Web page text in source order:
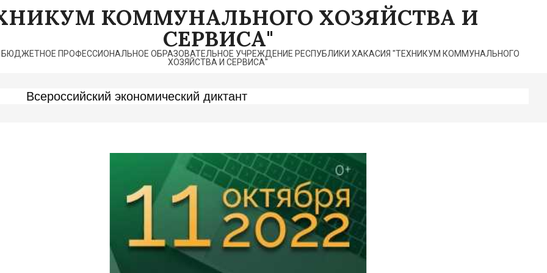
КОММУНАЛЬНОГО ХОЗЯЙСТВА И
СЕРВИСА"
БЮДЖЕТНОЕ ПРОФЕССИОНАЛЬНОЕ ОБРАЗОВАТЕЛЬНОЕ УЧРЕЖДЕНИЕ РЕСПУБЛИКИ ХАКАСИЯ "ТЕХНИКУМ КОММУНАЛЬНОГО
ХОЗЯЙСТВА И СЕРВИСА"
Всероссийский экономический диктант